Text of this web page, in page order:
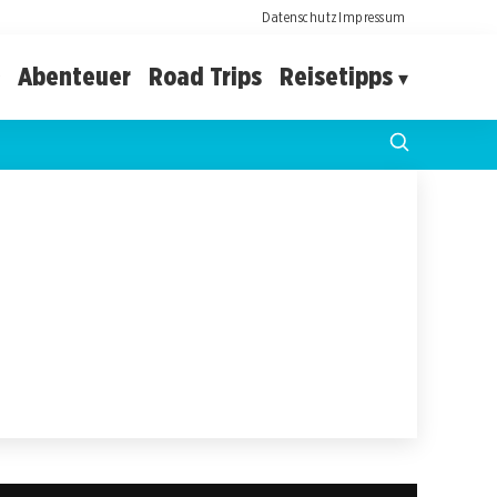
DatenschutzImpressum
Abenteuer Road Trips Reisetipps